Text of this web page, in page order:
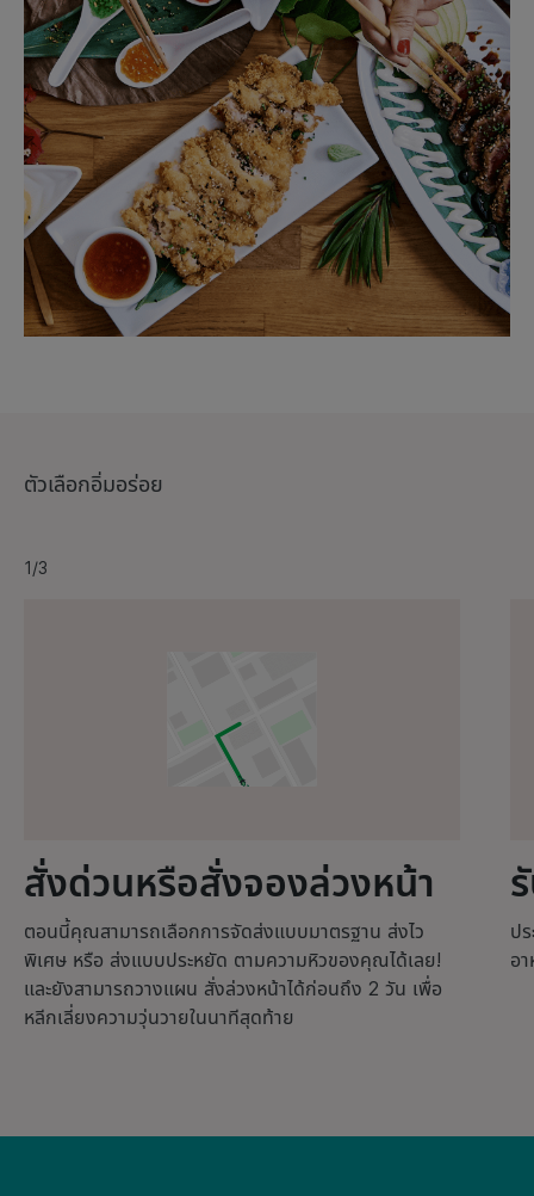
ตัวเลือกอิ่มอร่อย
1/3
สั่งด่วนหรือสั่งจองล่วงหน้า
ตอนนี้คุณสามารถเลือกการจัดส่งแบบมาตรฐาน ส่งไว
พิเศษ หรือ ส่งแบบประหยัด ตามความหิวของคุณได้เลย!
และยังสามารถวางแผน สั่งล่วงหน้าได้ก่อนถึง 2 วัน เพื่อ
หลีกเลี่ยงความวุ่นวายในนาทีสุดท้าย
ป
อ